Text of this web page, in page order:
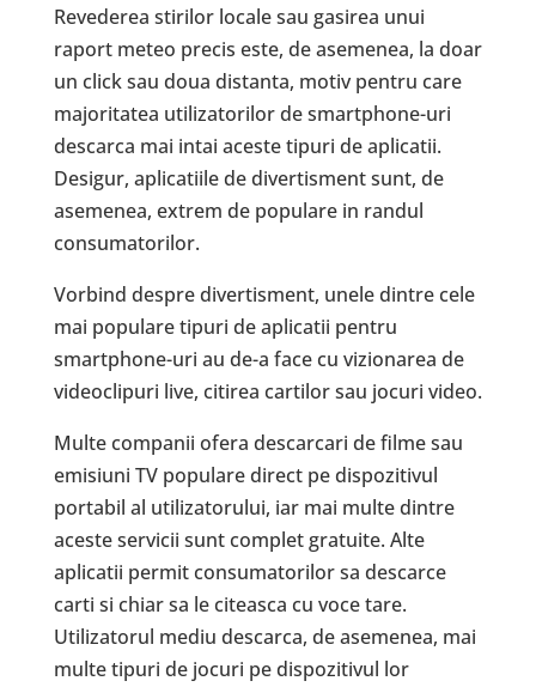
Revederea stirilor locale sau gasirea unui
raport meteo precis este, de asemenea, la doar
un click sau doua distanta, motiv pentru care
majoritatea utilizatorilor de smartphone-uri
descarca mai intai aceste tipuri de aplicatii.
Desigur, aplicatiile de divertisment sunt, de
asemenea, extrem de populare in randul
consumatorilor.
Vorbind despre divertisment, unele dintre cele
mai populare tipuri de aplicatii pentru
smartphone-uri au de-a face cu vizionarea de
videoclipuri live, citirea cartilor sau jocuri video.
Multe companii ofera descarcari de filme sau
emisiuni TV populare direct pe dispozitivul
portabil al utilizatorului, iar mai multe dintre
aceste servicii sunt complet gratuite. Alte
aplicatii permit consumatorilor sa descarce
carti si chiar sa le citeasca cu voce tare.
Utilizatorul mediu descarca, de asemenea, mai
multe tipuri de jocuri pe dispozitivul lor